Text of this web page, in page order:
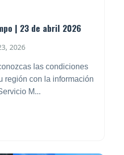
| 23 de abril 2026
2026
las condiciones
región con la información
M...